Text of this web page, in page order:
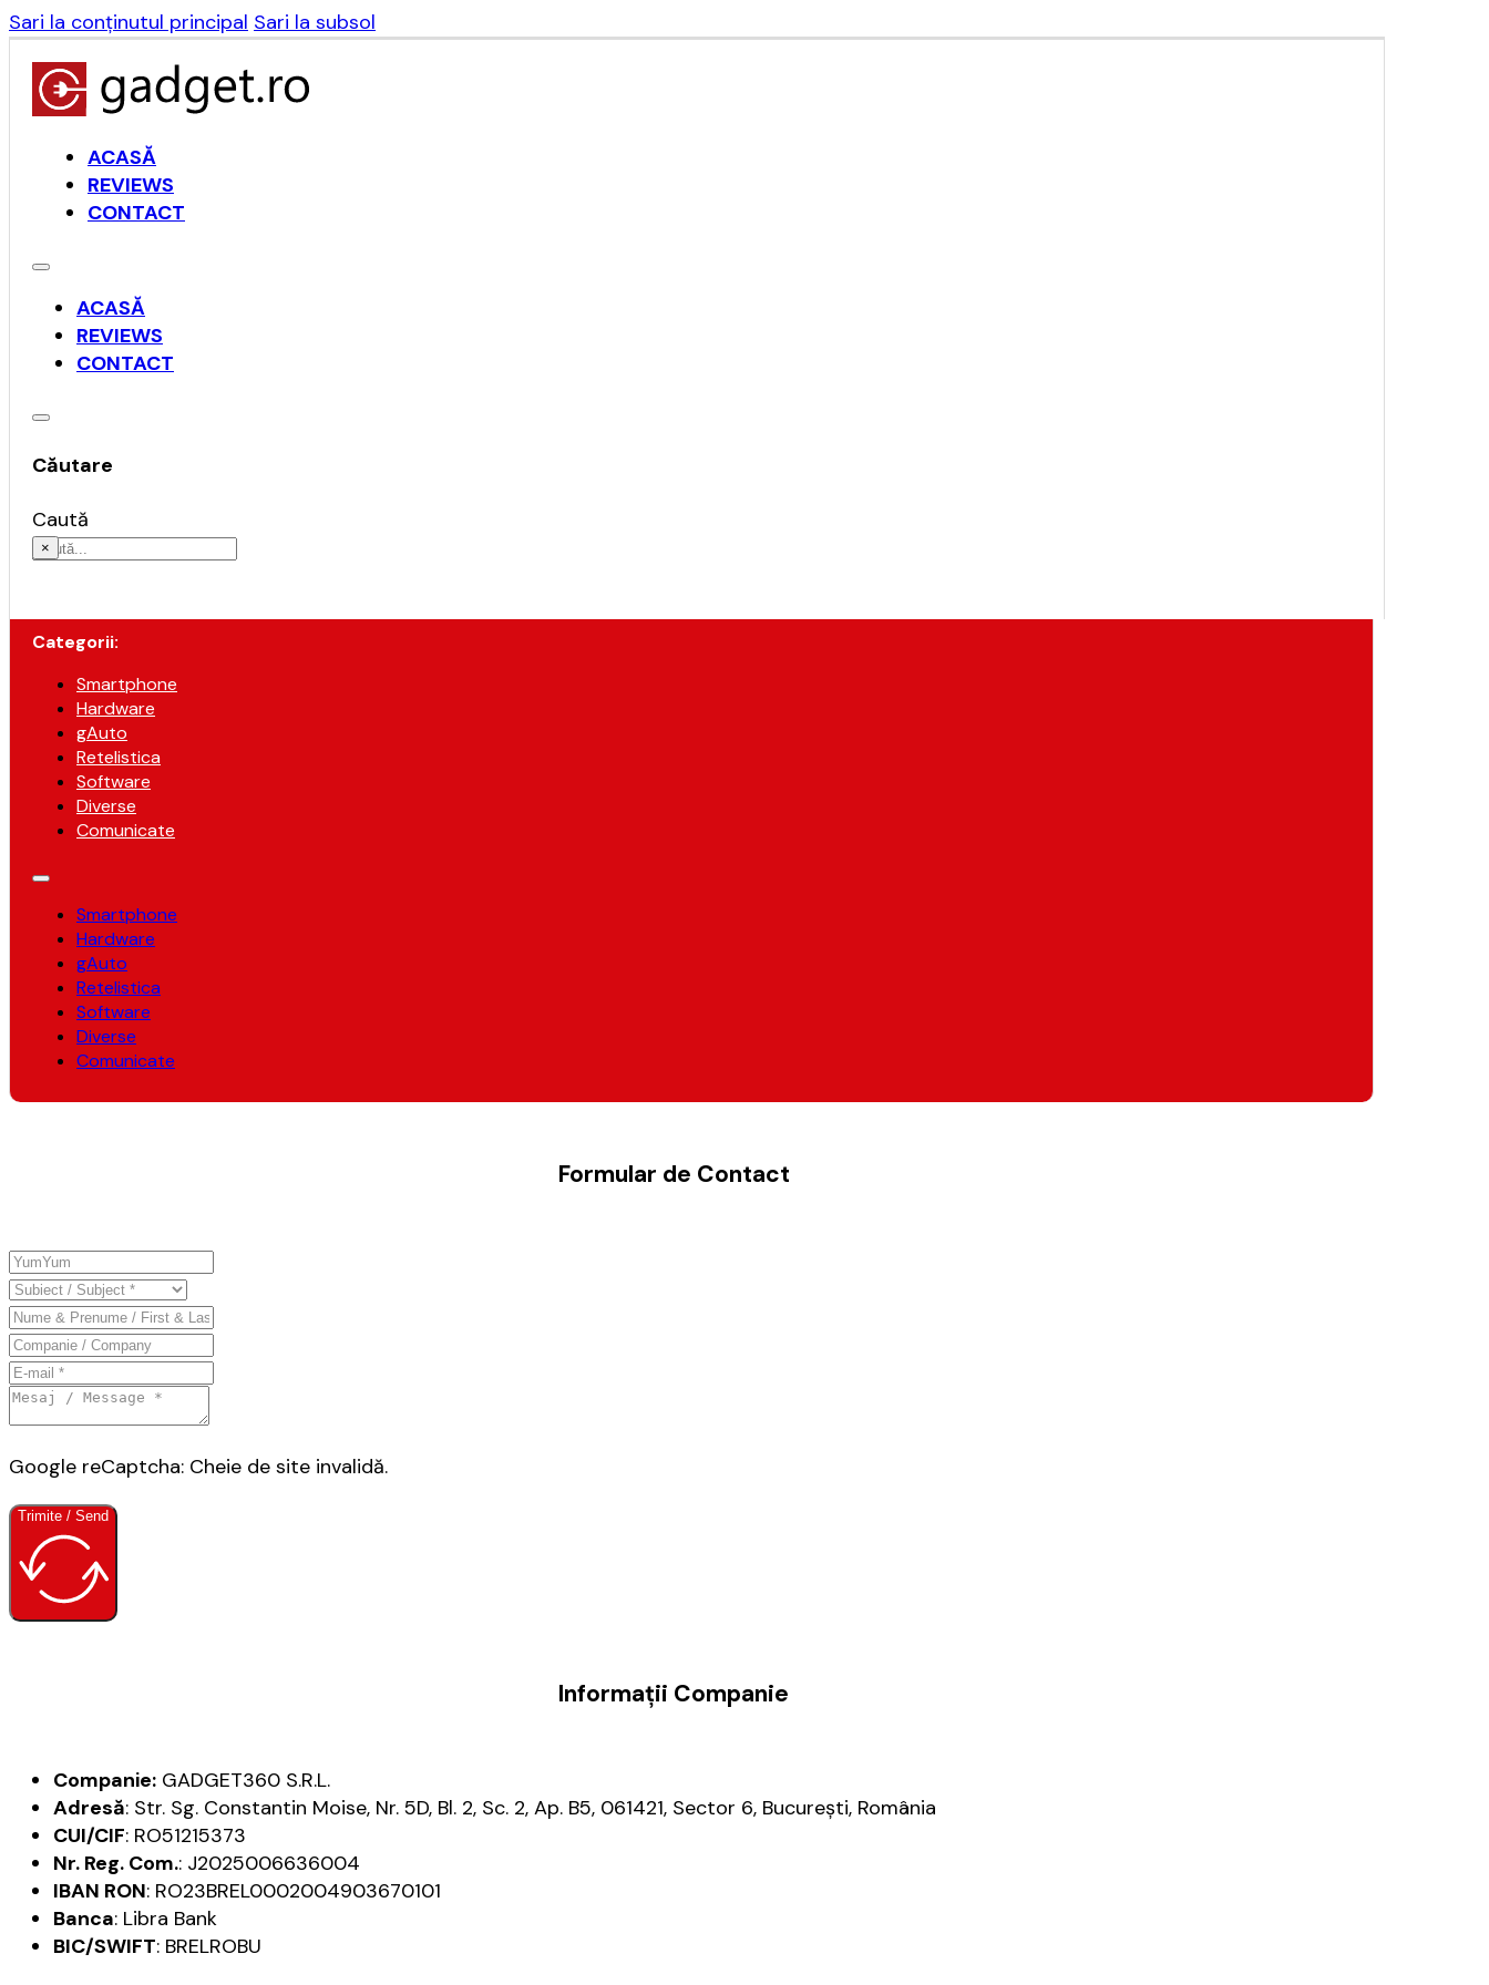
Sari la conținutul principal Sari la subsol
ACASĂ
REVIEWS
CONTACT
ACASĂ
REVIEWS
CONTACT
Căutare
Caută
×
Categorii:
Smartphone
Hardware
gAuto
Retelistica
Software
Diverse
Comunicate
Smartphone
Hardware
gAuto
Retelistica
Software
Diverse
Comunicate
Formular de Contact
Google reCaptcha: Cheie de site invalidă.
Trimite / Send
Informații Companie
Companie: GADGET360 S.R.L.
Adresă: Str. Sg. Constantin Moise, Nr. 5D, Bl. 2, Sc. 2, Ap. B5, 061421, Sector 6, București, România
CUI/CIF: RO51215373
Nr. Reg. Com.: J2025006636004
IBAN RON: RO23BREL0002004903670101
Banca: Libra Bank
BIC/SWIFT: BRELROBU